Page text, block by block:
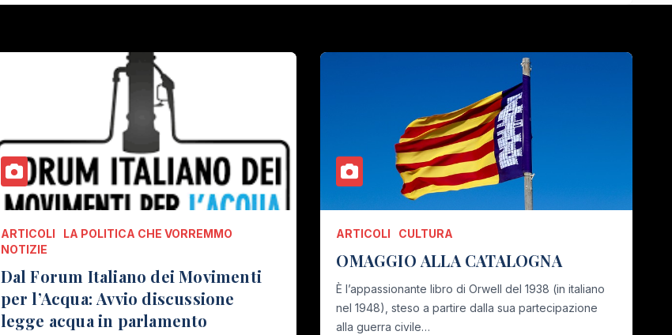
ARTICOLI
LA POLITICA CHE VORREMMO
NOTIZIE
Dal Forum Italiano dei Movimenti
per l’Acqua: Avvio discussione
legge acqua in parlamento
ARTICOLI CULTURA
OMAGGIO ALLA CATALOGNA
È l’appassionante libro di Orwell del 1938 (in italiano
nel 1948), steso a partire dalla sua partecipazione
alla guerra civile…